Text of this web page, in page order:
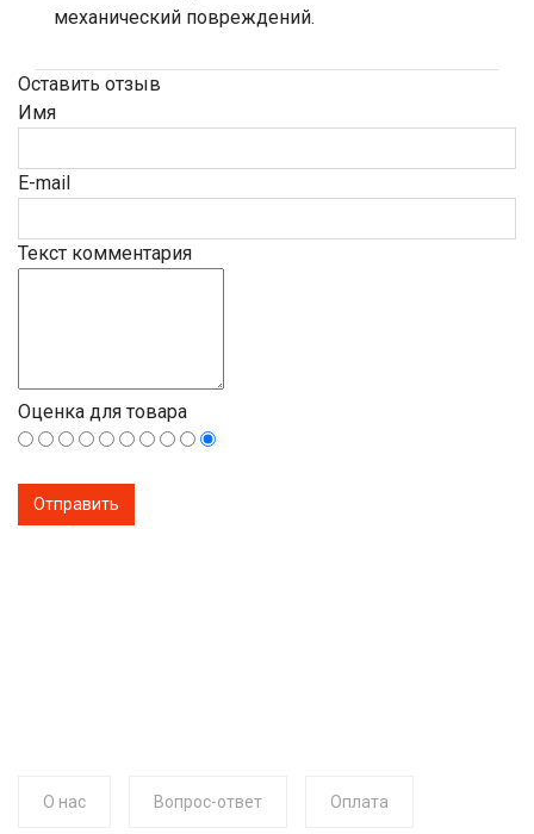
механический повреждений.
Оставить отзыв
Имя
E-mail
Текст комментария
Оценка для товара
О нас Вопрос-ответ Оплата